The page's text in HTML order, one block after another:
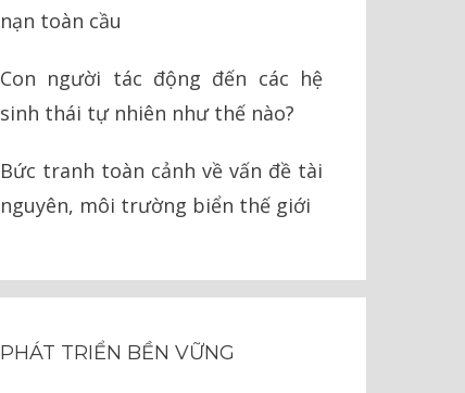
nạn toàn cầu
Con người tác động đến các hệ
sinh thái tự nhiên như thế nào?
Bức tranh toàn cảnh về vấn đề tài
nguyên, môi trường biển thế giới
PHÁT TRIỂN BỀN VỮNG